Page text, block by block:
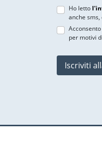
Ho letto
anche
per motivi
Iscriviti